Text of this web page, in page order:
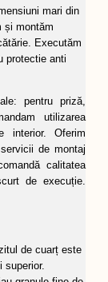
mari din
și montăm
Executăm
protectie anti
pentru priză,
utilizarea
interior. Oferim
de montaj
calitatea
de execuție.
de cuarț este
superior.